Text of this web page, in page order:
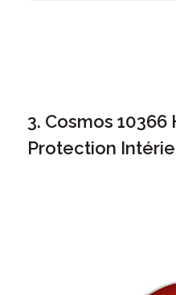
3. Cosmos 10366
Protection